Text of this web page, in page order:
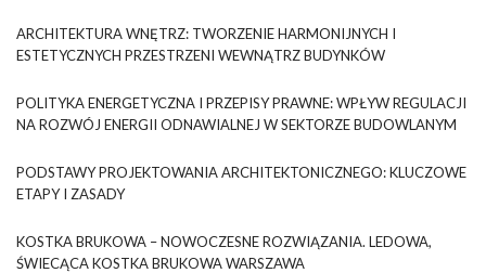
ARCHITEKTURA WNĘTRZ: TWORZENIE HARMONIJNYCH I
ESTETYCZNYCH PRZESTRZENI WEWNĄTRZ BUDYNKÓW
POLITYKA ENERGETYCZNA I PRZEPISY PRAWNE: WPŁYW REGULACJI
NA ROZWÓJ ENERGII ODNAWIALNEJ W SEKTORZE BUDOWLANYM
PODSTAWY PROJEKTOWANIA ARCHITEKTONICZNEGO: KLUCZOWE
ETAPY I ZASADY
KOSTKA BRUKOWA – NOWOCZESNE ROZWIĄZANIA. LEDOWA,
ŚWIECĄCA KOSTKA BRUKOWA WARSZAWA